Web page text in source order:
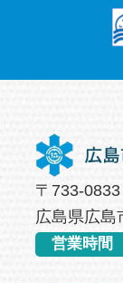
〒733-0833
広島県広島
営業時間